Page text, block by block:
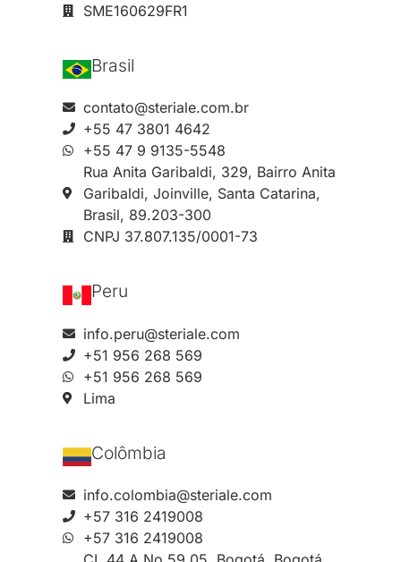
SME160629FR1
Brasil
contato@steriale.com.br
+55 47 3801 4642
+55 47 9 9135-5548
Rua Anita Garibaldi, 329, Bairro Anita
Garibaldi, Joinville, Santa Catarina,
Brasil, 89.203-300
CNPJ 37.807.135/0001-73
Peru
info.peru@steriale.com
+51 956 268 569
+51 956 268 569
Lima
Colômbia
info.colombia@steriale.com
+57 316 2419008
+57 316 2419008